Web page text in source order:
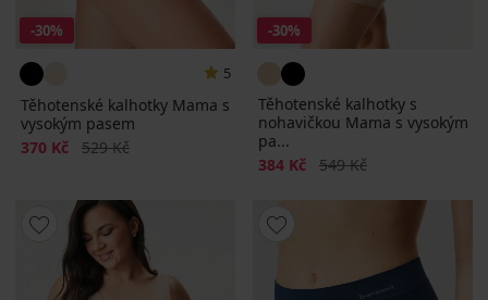
-30%
5
Těhotenské kalhotky Mama s
vysokým pasem
Sleva
370 Kč Původní cena
529 Kč
-30%
Těhotenské kalhotky s
nohavičkou Mama s vysokým
pa...
Sleva
384 Kč Původní cena
549 Kč